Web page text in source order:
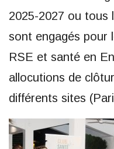
2025-2027 ou tous
sont engagés pour
RSE et santé en
allocutions de
différents sites